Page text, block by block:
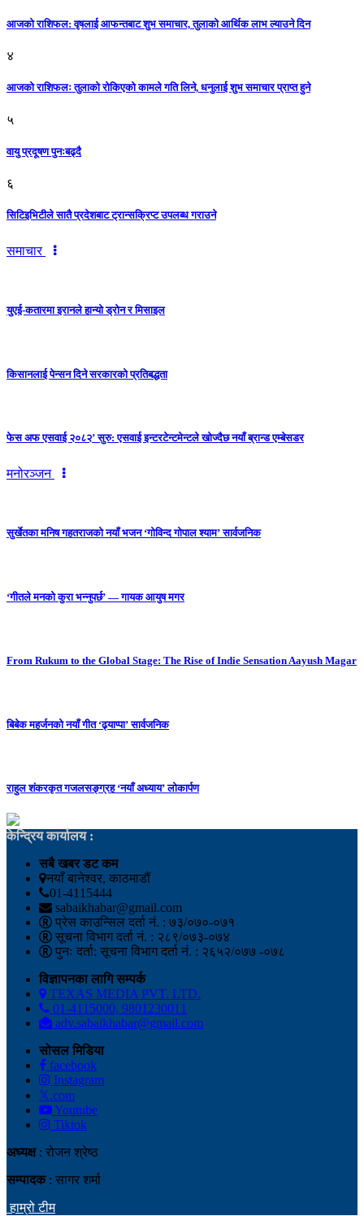
आजकाे राशिफल: वृषलाई आफन्तबाट शुभ समाचार, तुलाकाे आर्थिक लाभ ल्याउने दिन
४
आजको राशिफलः तुलाकाे रोकिएको कामले गति लिने, धनुलाई शुभ समाचार प्राप्त हुने
५
वायु प्रदूषण पुनःबढ्दै
६
सिटिइभिटीले सातै प्रदेशबाट ट्रान्सक्रिप्ट उपलब्ध गराउने
समाचार
युएई-कतारमा इरानले हान्यो ड्रोन र मिसाइल
किसानलाई पेन्सन दिने सरकारको प्रतिबद्धता
फेस अफ एसवाई २०८२’ सुरु: एसवाई इन्टरटेन्टमेन्टले खोज्दैछ नयाँ ब्रान्ड एम्बेसडर
मनोरञ्जन
सुर्खेतका मनिष गहतराजको नयाँ भजन ‘गोविन्द गोपाल श्याम’ सार्वजनिक
‘गीतले मनको कुरा भन्नुपर्छ’ — गायक आयुष मगर
From Rukum to the Global Stage: The Rise of Indie Sensation Aayush Magar
बिबेक महर्जनको नयाँ गीत ‘ढ्याप्पा’ सार्वजनिक
राहुल शंकरकृत गजलसङ्ग्रह ‘नयाँ अध्याय’ लोकार्पण
केन्द्रिय कार्यालय :
सबै खबर डट कम
नयाँ बानेश्वर, काठमाडौं
01-4115444
sabaikhabar@gmail.com
प्रेस काउन्सिल दर्ता नं. : ७३/०७०-०७१
सूचना विभाग दर्ता नं. : २८९/०७३-०७४
पुनः दर्ता: सूचना विभाग दर्ता नं. : २६५२/०७७ -०७८
विज्ञापनका लागि सम्पर्क
TEXAS MEDIA PVT. LTD.
01-4115000, 9801230011
adv.sabaikhabar@gmail.com
सोसल मिडिया
facebook
Instagram
𝕏.com
Youtube
Tiktok
अध्यक्ष: रोजन श्रेष्ठ
सम्पादक: सागर शर्मा
हाम्रो टीम